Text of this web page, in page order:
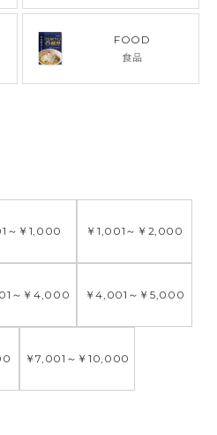
FOOD
食品
～ ￥1,000 ￥1,001 ～ ￥2,000
～ ￥4,000 ￥4,001 ～ ￥5,000
￥7,001 ～ ￥10,000